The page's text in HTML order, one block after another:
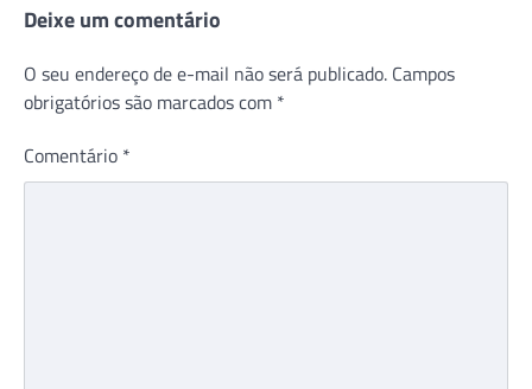
Deixe um comentário
O seu endereço de e-mail não será publicado. Campos
obrigatórios são marcados com *
Comentário *